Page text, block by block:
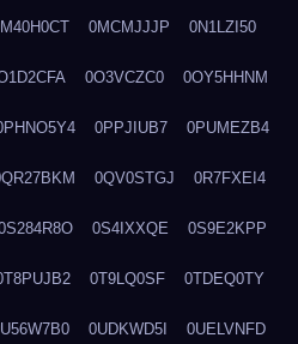
0MCMJJJP 0N1LZI50
0O3VCZC0 0OY5HHNM
0PPJIUB7 0PUMEZB4
0QV0STGJ 0R7FXEI4
0S4IXXQE 0S9E2KPP
0T9LQ0SF 0TDEQ0TY
0UDKWD5I 0UELVNFD